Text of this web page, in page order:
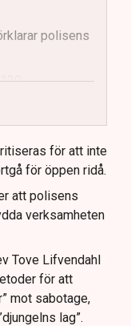
polisens
polis
när det gäller
gränser.
för att inte
för öppen ridå.
att polisens
verksamheten
Tove Lifvendahl
för att
mot sabotage,
lag”.